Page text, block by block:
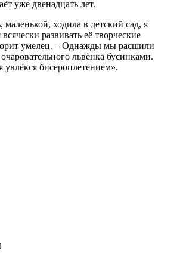
уже двенадцать лет.
маленькой, ходила в детский сад, я
развивать её творческие
умелец. – Однажды мы расшили
львёнка бусинками.
увлёкся бисероплетением».